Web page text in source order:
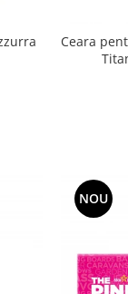
Ceara
NOU